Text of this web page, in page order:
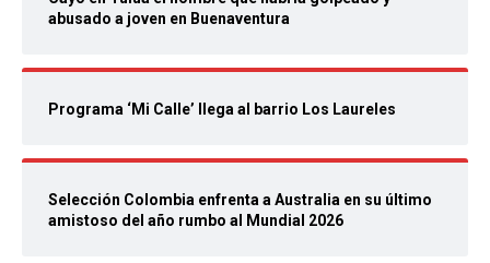
abusado a joven en Buenaventura
Programa ‘Mi Calle’ llega al barrio Los Laureles
Selección Colombia enfrenta a Australia en su último
amistoso del año rumbo al Mundial 2026